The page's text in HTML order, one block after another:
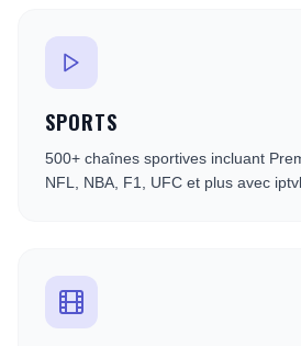
SPORTS
500+ chaînes sportives incluant
NFL, NBA, F1, UFC et plus avec